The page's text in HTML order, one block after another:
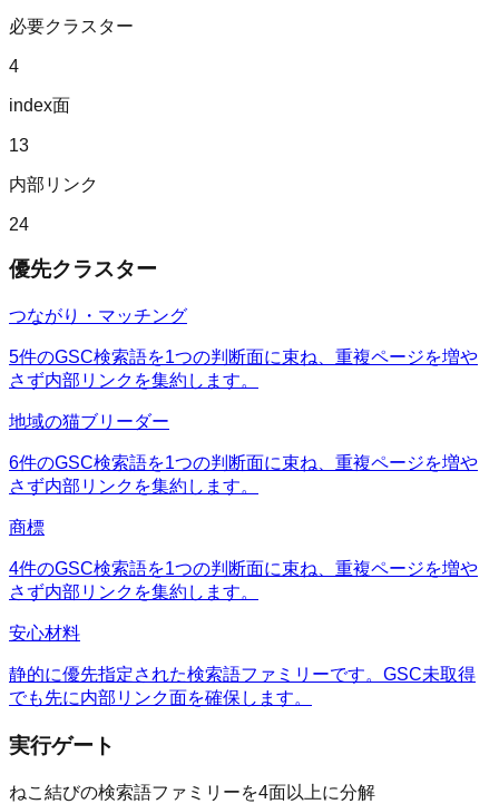
必要クラスター
4
index面
13
内部リンク
24
優先クラスター
つながり・マッチング
5件のGSC検索語を1つの判断面に束ね、重複ページを増や
さず内部リンクを集約します。
地域の猫ブリーダー
6件のGSC検索語を1つの判断面に束ね、重複ページを増や
さず内部リンクを集約します。
商標
4件のGSC検索語を1つの判断面に束ね、重複ページを増や
さず内部リンクを集約します。
安心材料
静的に優先指定された検索語ファミリーです。GSC未取得
でも先に内部リンク面を確保します。
実行ゲート
ねこ結びの検索語ファミリーを4面以上に分解